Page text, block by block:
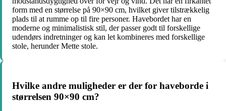
form med en størrelse på 90×90 cm, hvilket giver tilstrækkelig
plads til at rumme op til fire personer. Havebordet har en
moderne og minimalistisk stil, der passer godt til forskellige
udendørs indretninger og kan let kombineres med forskellige
stole, herunder Mette stole.
Hvilke andre muligheder er der for haveborde i
størrelsen 90×90 cm?